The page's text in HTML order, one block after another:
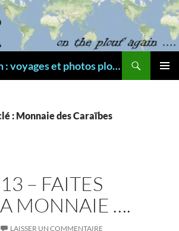
On the plouf again : voyages et photos plongée
: Monnaie des Caraïbes
– FAITES
MONNAIE ….
LAISSER UN COMMENTAIRE